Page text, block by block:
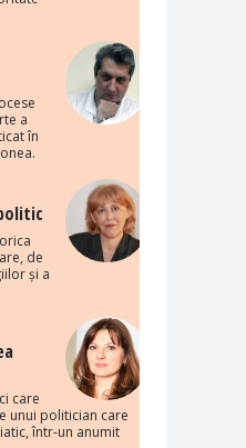
a
în
de
și a
care
unui politician care
într-un anumit